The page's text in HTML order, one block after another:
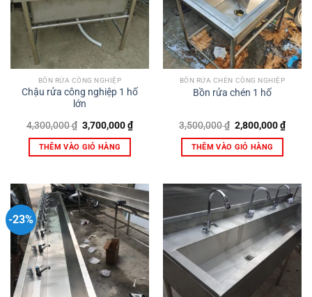
BỒN RỬA CÔNG NGHIỆP
Chậu rửa công nghiệp 1 hố
lớn
4,300,000₫ Giá
gốc
là:
4,300,000 ₫.
3,700,000₫Giá
hiện
THÊM VÀO GIỎ HÀNG
BỒN RỬA CHÉN CÔNG NGHIỆP
Bồn rửa chén 1 hố
3,500,000₫ Giá
gốc
là:
3,500,000 ₫.
2,800,000₫Giá
hiện
THÊM VÀO GIỎ HÀNG
-23%